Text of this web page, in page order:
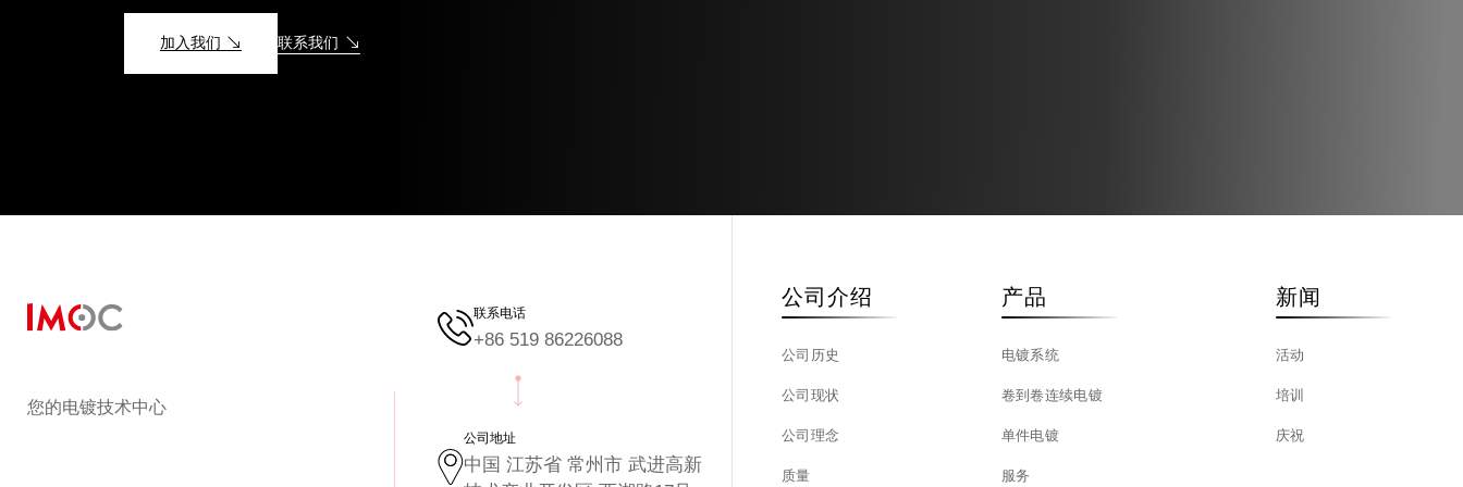
加入我们 联系我们
您的电镀技术中心
联系电话
+86 519 86226088
公司地址
中国 江苏省 常州市 武进高新
公司介绍
公司历史
公司现状
公司理念
质量
产品
电镀系统
卷到卷连续电镀
单件电镀
服务
新闻
活动
培训
庆祝